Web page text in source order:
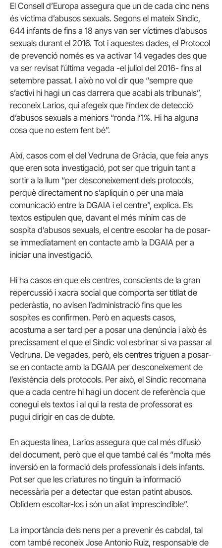
El Consell d’Europa assegura que un de cada cinc nens
és víctima d’abusos sexuals. Segons el mateix Síndic,
644 infants de fins a 18 anys van ser víctimes d’abusos
sexuals durant el 2016. Tot i aquestes dades, el Protocol
de prevenció només es va activar 14 vegades des que
va ser revisat l’última vegada -el juliol del 2016- fins al
setembre passat. I això no vol dir que “sempre que
s’activi hi hagi un cas darrera que acabi als tribunals”,
reconeix Larios, qui afegeix que l’índex de detecció
d’abusos sexuals a meniors “ronda l’1%. Hi ha alguna
cosa que no estem fent bé”.
Així, casos com el del Vedruna de Gràcia, que feia anys
que eren sota investigació, pot ser que triguin tant a
sortir a la llum “per desconeixement dels protocols,
perquè directament no s’apliquin o per una mala
comunicació entre la DGAIA i el centre”, explica. Els
textos estipulen que, davant el més mínim cas de
sospita d’abusos sexuals, el centre escolar ha de posar-
se immediatament en contacte amb la DGAIA per a
iniciar una investigació.
Hi ha casos en que els centres, conscients de la gran
repercussió i xacra social que comporta ser titllat de
pederàstia, no avisen l’administració fins que les
sospites es confirmen. Però en aquests casos,
acostuma a ser tard per a posar una denúncia i això és
precissament el que el Síndic vol esbrinar si va passar al
Vedruna. De vegades, però, els centres triguen a posar-
se en contacte amb la DGAIA per desconeixement de
l’existència dels protocols. Per això, el Síndic recomana
que a cada centre hi hagi un docent de referència que
conegui els textos i al qui la resta de professorat es
pugui dirigir en cas de dubte.
En aquesta línea, Larios assegura que cal més difusió
del document, però que el que també cal és “molta més
inversió en la formació dels professionals i dels infants.
Pot ser que les criatures no tinguin la informació
necessària per a detectar que estan patint abusos.
Oblidem escoltar-los i són un aliat imprescindible”.
La importància dels nens per a prevenir és cabdal, tal
com també reconeix Jose Antonio Ruiz, responsable de